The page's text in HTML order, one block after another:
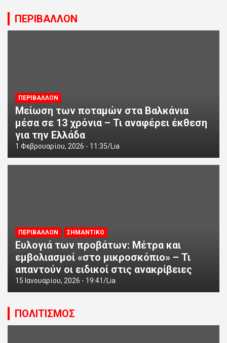
ΠΕΡΙΒΑΛΛΟΝ
ΠΕΡΙΒΑΛΛΟΝ
Μείωση των ποταμών στα Βαλκάνια
μέσα σε 13 χρόνια – Τι αναφέρει έκθεση
για την Ελλάδα
1 Φεβρουαρίου, 2026 - 11:35 Lia
ΠΕΡΙΒΑΛΛΟΝ ΣΗΜΑΝΤΙΚΟ
Ευλογιά των προβάτων: Μέτρα και
εμβολιασμοί «στο μικροσκόπιο» – Τι
απαντούν οι ειδικοί στις ανακρίβειες
15 Ιανουαρίου, 2026 - 19:41 Lia
ΠΟΛΙΤΙΣΜΟΣ